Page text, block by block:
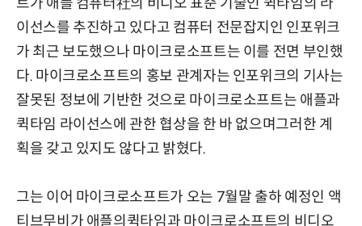
이선스를 추진하고 있다고 컴퓨터 전문잡지인 인포위크
가 최근 보도했으나 마이크로소프트는 이를 전면 부인했
다. 마이크로소프트의 홍보 관계자는 인포위크의 기사는
잘못된 정보에 기반한 것으로 마이크로소프트는 애플과
퀵타임 라이선스에 관한 협상을 한 바 없으며그러한 계
획을 갖고 있지도 않다고 밝혔다.
그는 이어 마이크로소프트가 오는 7월말 출하 예정인 액
티브무비가 애플의퀵타임과 마이크로소프트의 비디오